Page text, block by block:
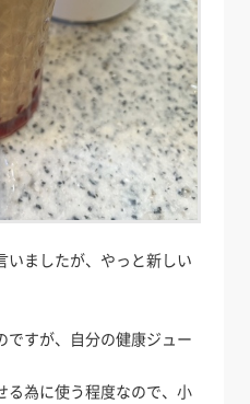
いましたが、やっと新しい
ですが、自分の健康ジュー
る為に使う程度なので、小